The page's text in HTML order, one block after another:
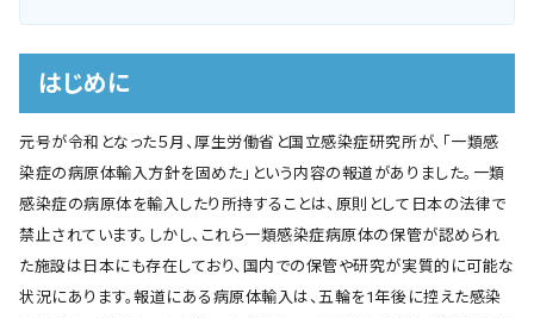
はじめに
元号が令和となった５月、厚生労働省と国立感染症研究所が、「一類感
染症の病原体輸入方針を固めた」という内容の報道がありました。一類
感染症の病原体を輸入したり所持することは、原則として日本の法律で
禁止されています。しかし、これら一類感染症病原体の保管が認められ
た施設は日本にも存在しており、国内での保管や研究が実質的に可能な
状況にあります。報道にある病原体輸入は、五輪を1年後に控えた感染